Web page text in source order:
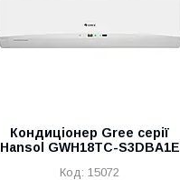
Кондиціонер Gree серії
Hansol GWH18TC-S3DBA1E
15072